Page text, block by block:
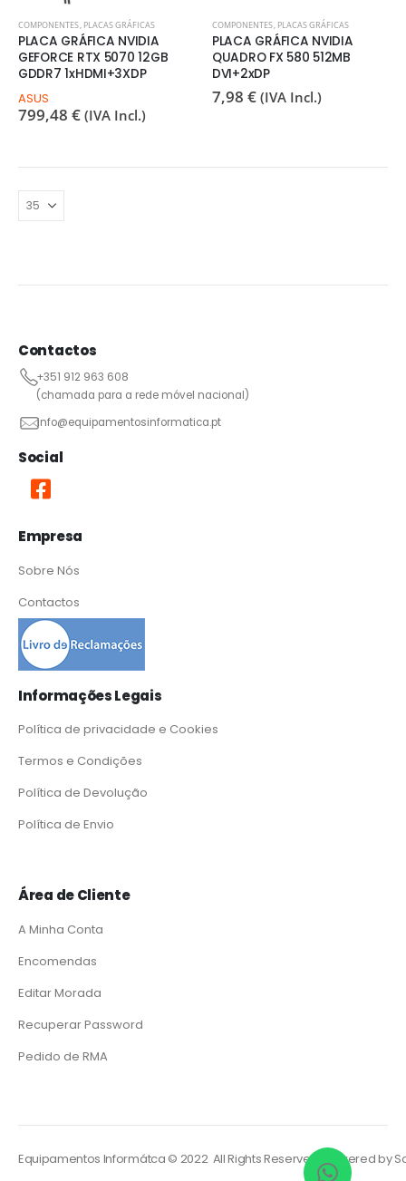
COMPONENTES, PLACAS GRÁFICAS
PLACA GRÁFICA NVIDIA
GEFORCE RTX 5070 12GB
GDDR7 1xHDMI+3XDP
ASUS
799,48 € (IVA Incl.)
COMPONENTES, PLACAS GRÁFICAS
PLACA GRÁFICA NVIDIA
QUADRO FX 580 512MB
DVI+2xDP
7,98 € (IVA Incl.)
Contactos
+351 912 963 608
(chamada para a rede móvel nacional)
info@equipamentosinformatica.pt
Social
Empresa
Sobre Nós
Contactos
Informações Legais
Política de privacidade e Cookies
Termos e Condições
Política de Devolução
Política de Envio
Área de Cliente
A Minha Conta
Encomendas
Editar Morada
Recuperar Password
Pedido de RMA
Equipamentos Informátca © 2022 All Rights Reserved. Powered by